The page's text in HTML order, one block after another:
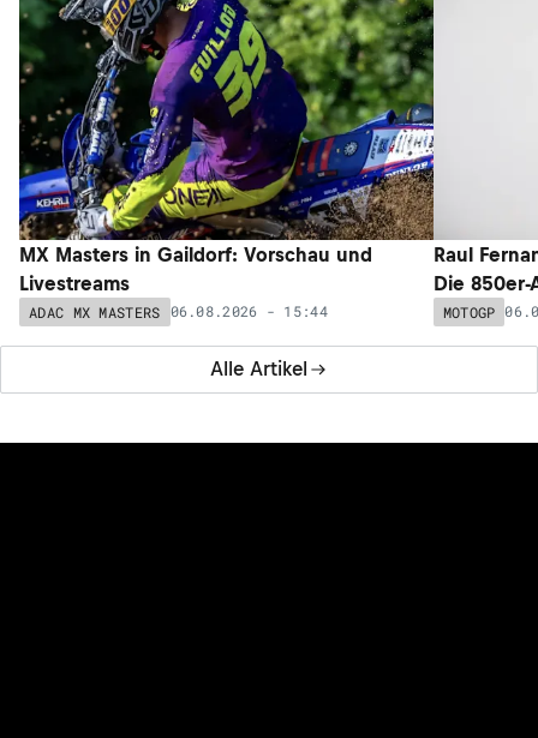
Alle Artikel
MX Masters in Gaildorf: Vorschau und
Livestreams
ADAC MX MASTERS 06.08.2026 - 15:44
Raul
Die
MOTOGP